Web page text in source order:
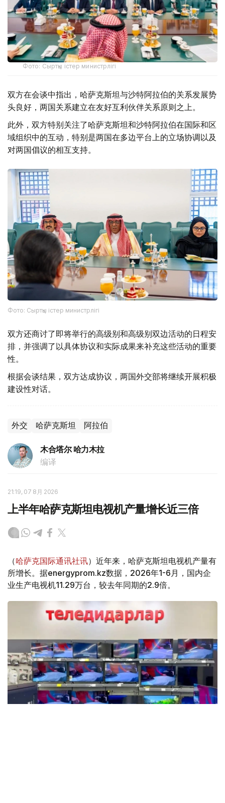
Фото: Сыртқы істер министрлігі
双方在会谈中指出，哈萨克斯坦与沙特阿拉伯的关系发展势
头良好，两国关系建立在友好互利伙伴关系原则之上。
此外，双方特别关注了哈萨克斯坦和沙特阿拉伯在国际和区
域组织中的互动，特别是两国在多边平台上的立场协调以及
对两国倡议的相互支持。
Фото: Сыртқы істер министрлігі
双方还商讨了即将举行的高级别和高级别双边活动的日程安
排，并强调了以具体协议和实际成果来补充这些活动的重要
性。
根据会谈结果，双方达成协议，两国外交部将继续开展积极
建设性对话。
外交 哈萨克斯坦 阿拉伯
木合塔尔 哈力木拉
编译
21:19, 07 8月 2026
上半年哈萨克斯坦电视机产量增长近三倍
（哈萨克国际通讯社讯）近年来，哈萨克斯坦电视机产量有
所增长。据energyprom.kz数据，2026年1-6月，国内企
业生产电视机11.29万台，较去年同期的2.9倍。